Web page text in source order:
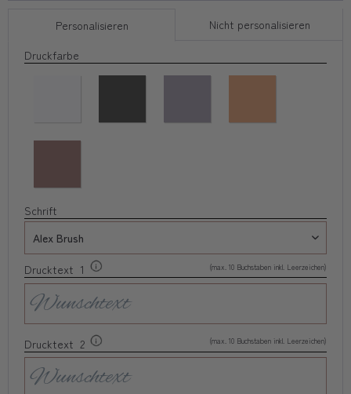
Personalisieren
Nicht personalisieren
Druckfarbe
Schrift
Drucktext 1 (max. 10 Buchstaben inkl. Leerzeichen)
Drucktext 2 (max. 10 Buchstaben inkl. Leerzeichen)